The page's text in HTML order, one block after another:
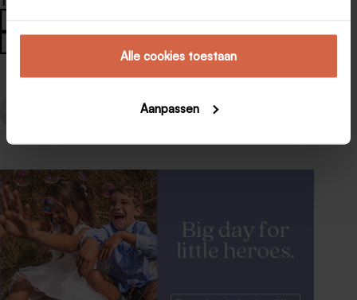
Alle cookies toestaan
Aanpassen VOLGENDE